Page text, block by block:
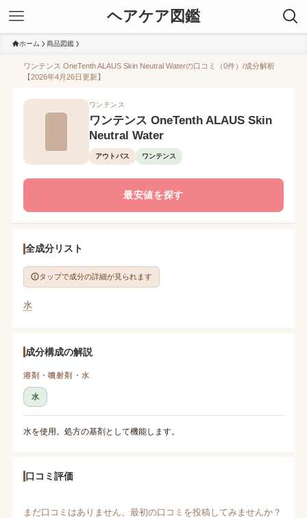
ヘアケア図鑑
ホーム 商品図鑑
ワンテンス OneTenth ALAUS Skin Neutral Waterの口コミ（0件）/成分解析
【2026年4月26日更新】
ワンテンス
ワンテンス OneTenth ALAUS Skin
Neutral Water
アウトバス ワンテンス
最安値を探す
全成分リスト
タップで成分の詳細が見られます
水
成分構成の解説
溶剤・噴射剤・水
水
水を使用。処方の基剤として機能します。
口コミ評価
まだ口コミはありません。最初の口コミを投稿してみませんか？